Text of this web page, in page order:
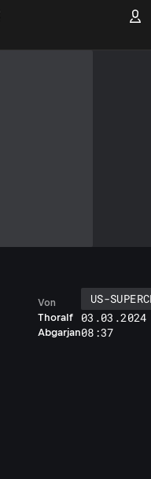
Thoralf
Abgarjan
Von
US-
08:37